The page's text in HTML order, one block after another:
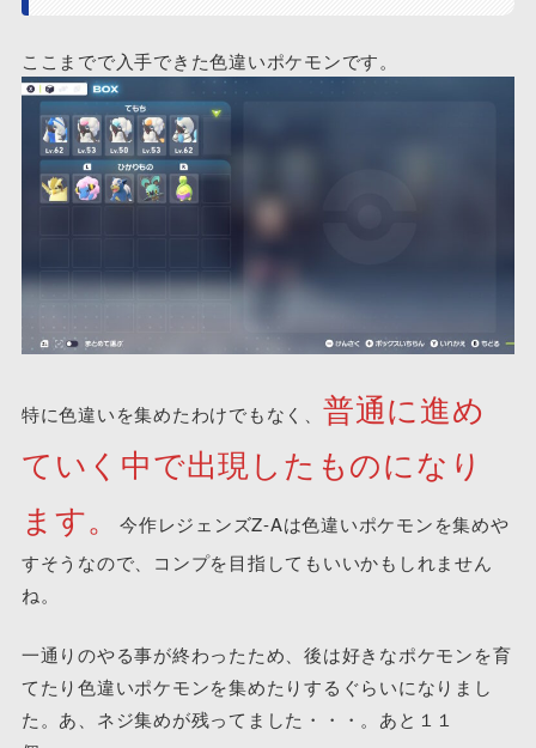
ここまでで入手できた色違いポケモンです。
特に色違いを集めたわけでもなく、 普通に進め
ていく中で出現したものになり
ます。今作レジェンズZ-Aは色違いポケモンを集めや
すそうなので、コンプを目指してもいいかもしれません
ね。
一通りのやる事が終わったため、後は好きなポケモンを育
てたり色違いポケモンを集めたりするぐらいになりまし
た。あ、ネジ集めが残ってました・・・。あと１１